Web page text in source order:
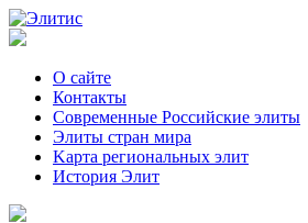
О сайте
Контакты
Современные Российские элиты
Элиты стран мира
Kартa региональных элит
История Элит